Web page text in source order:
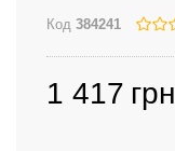
Код 384241
1 417 грн